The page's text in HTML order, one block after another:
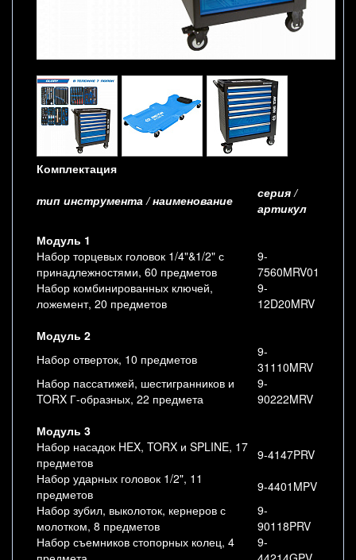
Комплектация
тип инструмента / наименование
серия /
артикул
Модуль 1
Набор торцевых головок 1/4"&1/2" с
принадлежностями, 60 предметов
9-
7560MRV01
Набор комбинированных ключей,
ложемент, 20 предметов
9-
12D20MRV
Модуль 2
Набор отверток, 10 предметов
9-
31110MRV
Набор пассатижей, шестигранников и
TORX Г-образных, 22 предмета
9-
90222MRV
Модуль 3
Набор насадок HEX, TORX и SPLINE, 17
предметов
9-4147PRV
Набор ударных головок 1/2", 11
предметов
9-4401MPV
Набор зубил, выколоток, кернеров с
молотком, 8 предметов
9-
90118PRV
Набор съемников стопорных колец, 4
9-